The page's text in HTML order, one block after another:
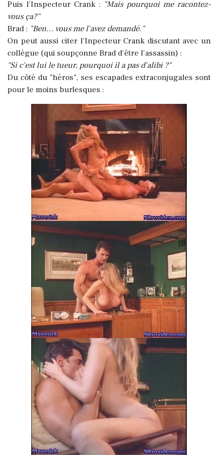
Puis l'Inspecteur Crank : "Mais pourquoi me racontez-
vous ça?"
Brad : "Ben... vous me l'avez demandé."
On peut aussi citer l'Inpecteur Crank discutant avec un
collègue (qui soupçonne Brad d'être l'assassin) :
"Si c'est lui le tueur, pourquoi il a pas d'alibi ?"
Du côté du "héros", ses escapades extraconjugales sont
pour le moins burlesques :